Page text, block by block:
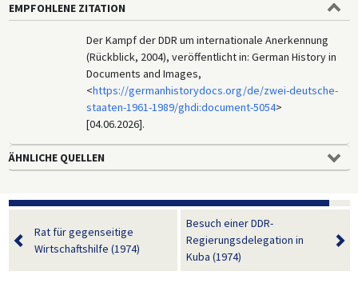
EMPFOHLENE ZITATION
Der Kampf der DDR um internationale Anerkennung
(Rückblick, 2004), veröffentlicht in: German History in
Documents and Images,
<https://germanhistorydocs.org/de/zwei-deutsche-
staaten-1961-1989/ghdi:document-5054>
[04.06.2026].
ÄHNLICHE QUELLEN
Rat für gegenseitige
Wirtschaftshilfe (1974)
Besuch einer DDR-
Regierungsdelegation in
Kuba (1974)